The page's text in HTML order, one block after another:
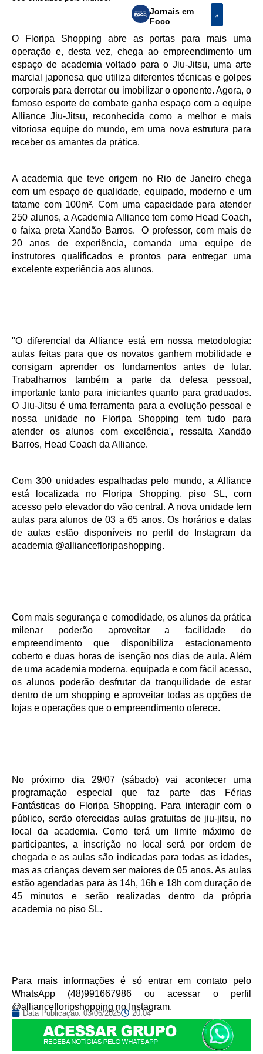
Jornais em
Foco
O Floripa Shopping abre as portas para mais uma
operação e, desta vez, chega ao empreendimento um
espaço de academia voltado para o Jiu-Jitsu, uma arte
marcial japonesa que utiliza diferentes técnicas e golpes
corporais para derrotar ou imobilizar o oponente. Agora, o
famoso esporte de combate ganha espaço com a equipe
Alliance Jiu-Jitsu, reconhecida como a melhor e mais
vitoriosa equipe do mundo, em uma nova estrutura para
receber os amantes da prática.
A academia que teve origem no Rio de Janeiro chega
com um espaço de qualidade, equipado, moderno e um
tatame com 100m². Com uma capacidade para atender
250 alunos, a Academia Alliance tem como Head Coach,
o faixa preta Xandão Barros. O professor, com mais de
20 anos de experiência, comanda uma equipe de
instrutores qualificados e prontos para entregar uma
excelente experiência aos alunos.
"O diferencial da Alliance está em nossa metodologia:
aulas feitas para que os novatos ganhem mobilidade e
consigam aprender os fundamentos antes de lutar.
Trabalhamos também a parte da defesa pessoal,
importante tanto para iniciantes quanto para graduados.
O Jiu-Jitsu é uma ferramenta para a evolução pessoal e
nossa unidade no Floripa Shopping tem tudo para
atender os alunos com excelência', ressalta Xandão
Barros, Head Coach da Alliance.
Com 300 unidades espalhadas pelo mundo, a Alliance
está localizada no Floripa Shopping, piso SL, com
acesso pelo elevador do vão central. A nova unidade tem
aulas para alunos de 03 a 65 anos. Os horários e datas
de aulas estão disponíveis no perfil do Instagram da
academia @alliancefloripashopping.
Com mais segurança e comodidade, os alunos da prática
milenar poderão aproveitar a facilidade do
empreendimento que disponibiliza estacionamento
coberto e duas horas de isenção nos dias de aula. Além
de uma academia moderna, equipada e com fácil acesso,
os alunos poderão desfrutar da tranquilidade de estar
dentro de um shopping e aproveitar todas as opções de
lojas e operações que o empreendimento oferece.
No próximo dia 29/07 (sábado) vai acontecer uma
programação especial que faz parte das Férias
Fantásticas do Floripa Shopping. Para interagir com o
público, serão oferecidas aulas gratuitas de jiu-jitsu, no
local da academia. Como terá um limite máximo de
participantes, a inscrição no local será por ordem de
chegada e as aulas são indicadas para todas as idades,
mas as crianças devem ser maiores de 05 anos. As aulas
estão agendadas para às 14h, 16h e 18h com duração de
45 minutos e serão realizadas dentro da própria
academia no piso SL.
Para mais informações é só entrar em contato pelo
WhatsApp (48)991667986 ou acessar o perfil
@alliancefloripshopping no Instagram.
Data Publicação: 03/06/2025 20:04